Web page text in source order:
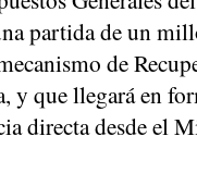
partida de un
de
y que llegará en
directa desde el